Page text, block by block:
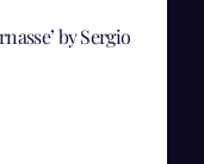
by Sergio